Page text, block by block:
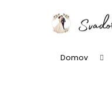
Domov
Späť
obchodu
Späť
obchodu